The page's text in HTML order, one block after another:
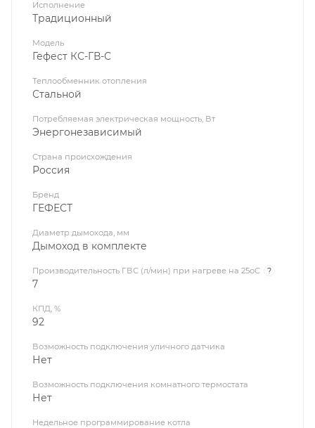
Исполнение
Традиционный
Модель
Гефест КС-ГВ-С
Теплообменник отопления
Стальной
Потребляемая электрическая мощность, Вт
Энергонезависимый
Страна происхождения
Россия
Бренд
ГЕФЕСТ
Диаметр дымохода, мм
Дымоход в комплекте
Производительность ГВС (л/мин) при нагреве на 25оС ?
7
КПД, %
92
Возможность подключения уличного датчика
Нет
Возможность подключения комнатного термостата
Нет
Недельное программирование котла